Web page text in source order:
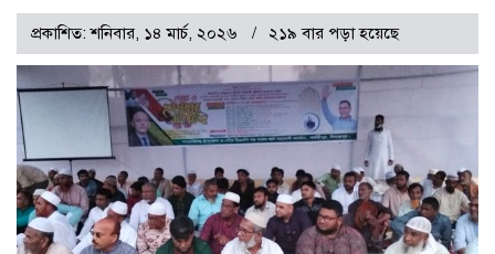
প্রকাশিত: শনিবার, ১৪ মার্চ, ২০২৬ ২১৯ বার পড়া হয়েছে